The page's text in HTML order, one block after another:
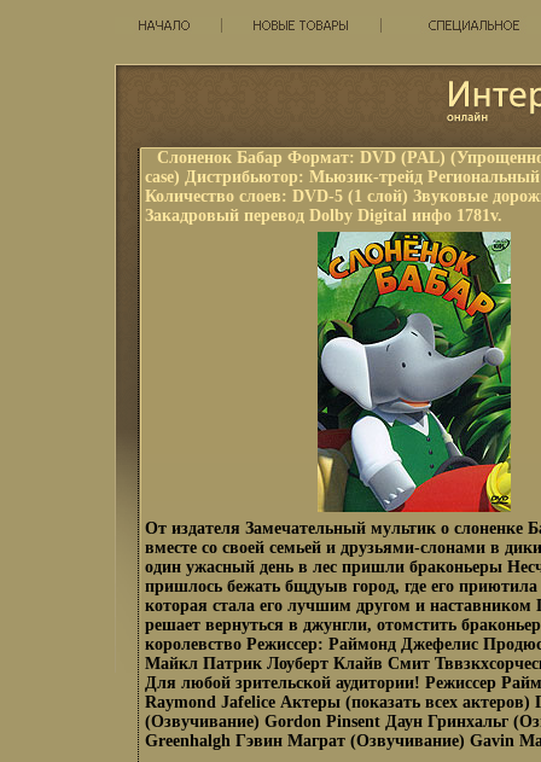
Слоненок Бабар Формат: DVD (PAL)
case) Дистрибьютор: Мьюзик-трейд
Количество слоев: DVD-5 (1 слой) Звуковые
Закадровый перевод Dolby Digital инфо 1781v.
От издателя Замечательный мультик о слоненке
вместе со своей семьей и друзьями-слонами в
один ужасный день в лес пришли браконьеры
пришлось бежать бщдуыв город, где его
которая стала его лучшим другом и наставником
решает вернуться в джунгли, отомстить
королевство Режиссер: Раймонд Джефелис
Майкл Патрик Лоуберт Клайв Смит
Для любой зрительской аудитории! Режиссер
Raymond Jafelice Актеры (показать всех актеров)
(Озвучивание) Gordon Pinsent Даун Гринхальг
Greenhalgh Гэвин Маграт (Озвучивание) Gavin